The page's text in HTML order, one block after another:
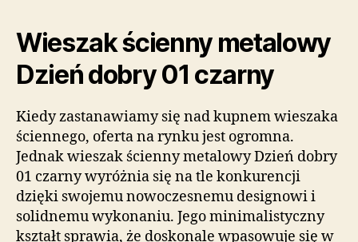
Wieszak ścienny metalowy
Dzień dobry 01 czarny
Kiedy zastanawiamy się nad kupnem wieszaka
ściennego, oferta na rynku jest ogromna.
Jednak wieszak ścienny metalowy Dzień dobry
01 czarny wyróżnia się na tle konkurencji
dzięki swojemu nowoczesnemu designowi i
solidnemu wykonaniu. Jego minimalistyczny
kształt sprawia, że doskonale wpasowuje się w